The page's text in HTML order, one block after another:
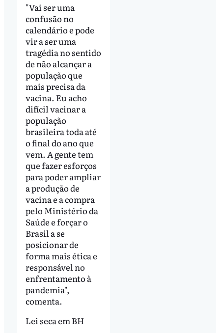
"Vai ser uma
confusão no
calendário e pode
vir a ser uma
tragédia no sentido
de não alcançar a
população que
mais precisa da
vacina. Eu acho
difícil vacinar a
população
brasileira toda até
o final do ano que
vem. A gente tem
que fazer esforços
para poder ampliar
a produção de
vacina e a compra
pelo Ministério da
Saúde e forçar o
Brasil a se
posicionar de
forma mais ética e
responsável no
enfrentamento à
pandemia",
comenta.
Lei seca em BH